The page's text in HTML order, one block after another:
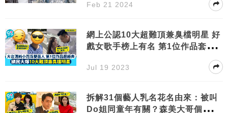
Feb 21 2024
網上公認10大超難頂兼臭檔明星 好
戲女歌手榜上有名 第1位作品套套
Jul 19 2023
拆解31個藝人乳名花名由來：被叫
Do姐同童年有關？森美大哥個名點